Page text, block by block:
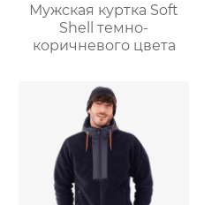
Мужская куртка Soft
Shell темно-
коричневого цвета